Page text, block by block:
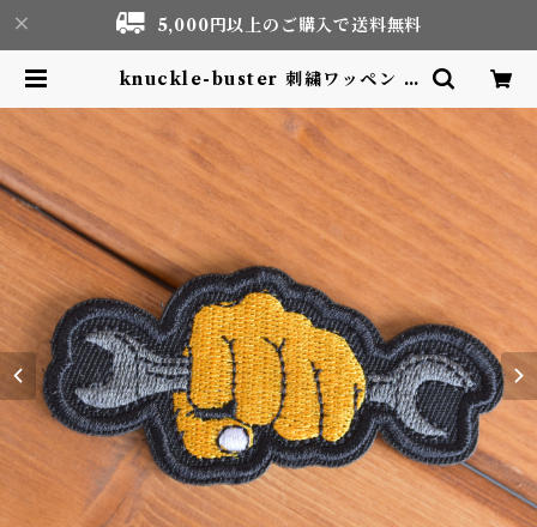
5,000円以上のご購入で送料無料
knuckle-buster 刺繍ワッペン P
Adventure Tourism gear sho